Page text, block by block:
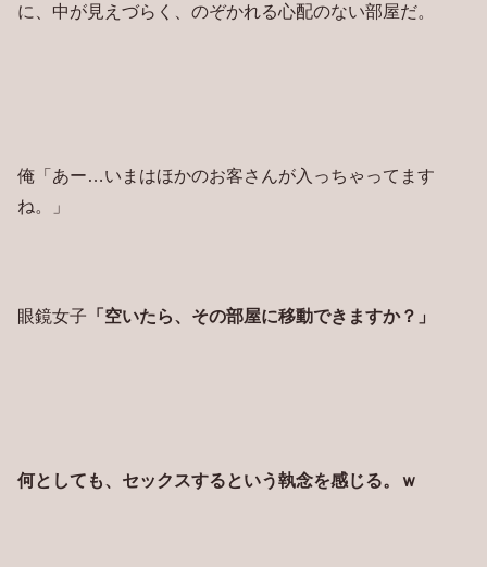
に、中が見えづらく、のぞかれる心配のない部屋だ。
俺「あー…いまはほかのお客さんが入っちゃってます
ね。」
眼鏡女子 「空いたら、その部屋に移動できますか？」
何としても、セックスするという執念を感じる。ｗ